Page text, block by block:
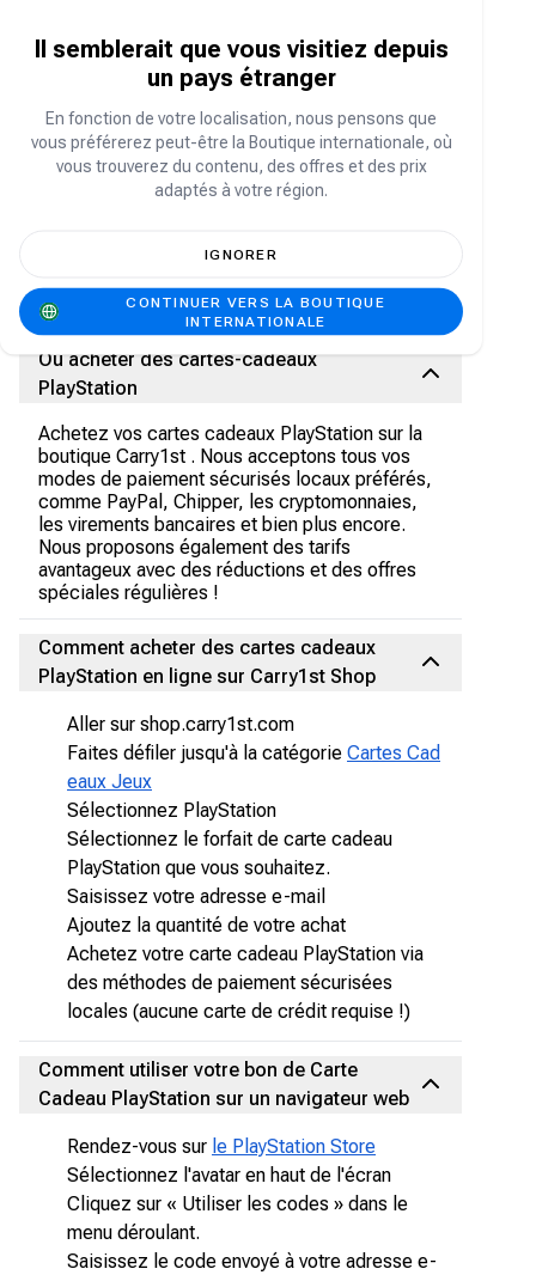
cadeau PlayStation ?
Avec une carte-cadeau PlayStation, les
Ajouter des fonds sur votre compte
PlayStation
Achetez des articles sur le PlayStation Store
Abonnement PlayStation Plus
Où acheter des cartes-cadeaux
PlayStation
Achetez vos cartes cadeaux PlayStation sur la
boutique Carry1st . Nous acceptons tous vos
modes de paiement sécurisés locaux préférés,
comme PayPal, Chipper, les cryptomonnaies,
les virements bancaires et bien plus encore.
Nous proposons également des tarifs
avantageux avec des réductions et des offres
spéciales régulières !
Comment acheter des cartes cadeaux
PlayStation en ligne sur Carry1st Shop
Aller sur shop.carry1st.com
Faites défiler jusqu'à la catégorie Cartes Cad
eaux Jeux
Sélectionnez PlayStation
Sélectionnez le forfait de carte cadeau
PlayStation que vous souhaitez.
Saisissez votre adresse e-mail
Ajoutez la quantité de votre achat
Achetez votre carte cadeau PlayStation via
des méthodes de paiement sécurisées
locales (aucune carte de crédit requise !)
Comment utiliser votre bon de Carte
Cadeau PlayStation sur un navigateur web
Rendez-vous sur le PlayStation Store
Sélectionnez l'avatar en haut de l'écran
Cliquez sur « Utiliser les codes » dans le
menu déroulant.
Saisissez le code envoyé à votre adresse e-
Il semblerait que vous visitiez depuis
un pays étranger
En fonction de votre localisation, nous pensons que
vous préférerez peut-être la Boutique internationale, où
vous trouverez du contenu, des offres et des prix
adaptés à votre région.
IGNORER
CONTINUER VERS LA BOUTIQUE
INTERNATIONALE